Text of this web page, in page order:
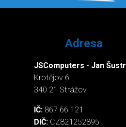
Adresa
JSComputers - Jan Šustr
Krotějov 6
340 21 Strážov
IČ: 867 66 121
DIČ: CZ821252895